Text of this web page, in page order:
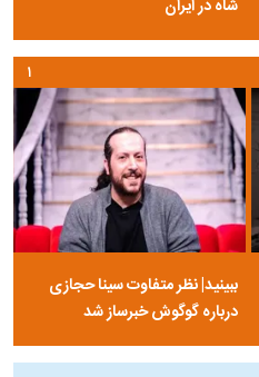
شاه در ایران
ببینید| نظر متفاوت سینا حجازی
درباره گوگوش خبرساز شد
۱